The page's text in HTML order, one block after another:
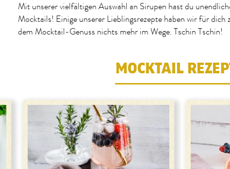
Mit unserer vielfältigen Auswahl an Sirupen hast du
Mocktails! Einige unserer Lieblingsrezepte haben wir für
dem Mocktail-Genuss nichts mehr im Wege. Tschin Tschin!
MOCKTAIL